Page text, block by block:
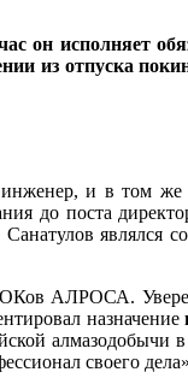
исполняет
из отпуска
и в том же
до поста
являлся
АЛРОСА.
назначение
алмазодобычи
своего